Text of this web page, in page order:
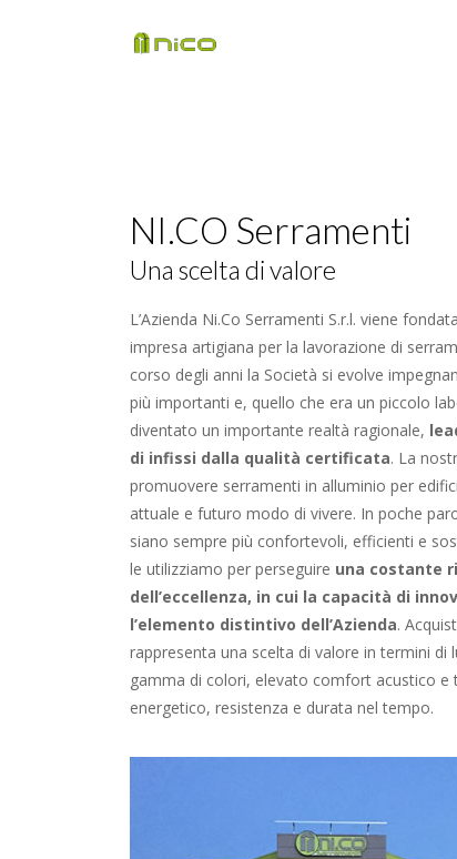
NI.CO Serramenti
Una scelta di valore
L’Azienda Ni.Co Serramenti S.r.l. viene
impresa artigiana per la lavorazione di
corso degli anni la Società si evolve
più importanti e, quello che era un piccolo
diventato un importante realtà ragionale,
di infissi dalla qualità certificata. La
promuovere serramenti in alluminio per
attuale e futuro modo di vivere. In poche
siano sempre più confortevoli, efficienti e
le utilizziamo per perseguire una costante
dell’eccellenza, in cui la capacità di
l’elemento distintivo dell’Azienda.
rappresenta una scelta di valore in termini di
gamma di colori, elevato comfort acustico e
energetico, resistenza e durata nel tempo.